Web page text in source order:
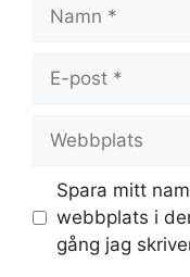
post
Spara mitt
webbplats i
gång jag